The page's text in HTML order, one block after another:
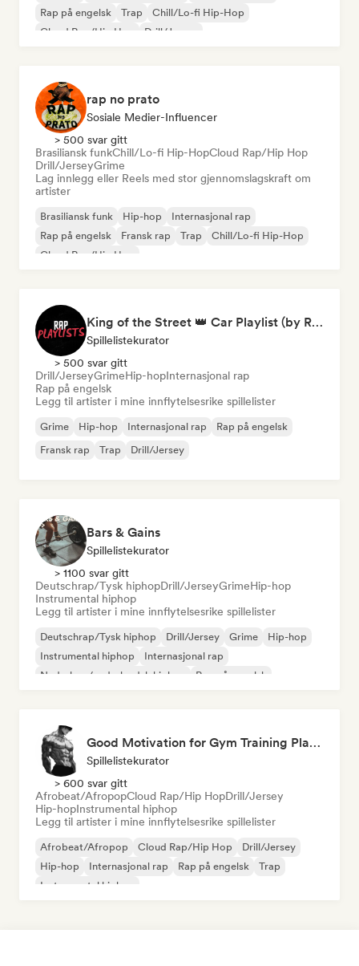
Rap på engelsk
Trap
Chill/Lo-fi Hip-Hop
Cloud Rap/Hip Hop
Drill/Jersey
rap no prato
Sosiale Medier-Influencer
> 500 svar gitt
Brasiliansk funkChill/Lo-fi Hip-HopCloud Rap/Hip Hop
Drill/JerseyGrime
Lag innlegg eller Reels med stor gjennomslagskraft om
artister
Brasiliansk funk Hip-hop
Internasjonal rap
Rap på engelsk
Fransk rap Trap
Chill/Lo-fi Hip-Hop
Cloud Rap/Hip Hop
King of the Street 👑 Car Playlist (by Rap Playlists)
Spillelistekurator
> 500 svar gitt
Drill/JerseyGrimeHip-hopInternasjonal rap
Rap på engelsk
Legg til artister i mine innflytelsesrike spillelister
Grime Hip-hop Internasjonal rap
Rap på engelsk
Fransk rap
Trap Drill/Jersey
Bars & Gains
Spillelistekurator
> 1100 svar gitt
Deutschrap/Tysk hiphopDrill/JerseyGrimeHip-hop
Instrumental hiphop
Legg til artister i mine innflytelsesrike spillelister
Deutschrap/Tysk hiphop Drill/Jersey Grime
Hip-hop
Instrumental hiphop
Internasjonal rap
Nederhop/nederlandsk hiphop
Rap på engelsk
Good Motivation for Gym Training Playlist 💪
Spillelistekurator
> 600 svar gitt
Afrobeat/AfropopCloud Rap/Hip HopDrill/Jersey
Hip-hopInstrumental hiphop
Legg til artister i mine innflytelsesrike spillelister
Afrobeat/Afropop Cloud Rap/Hip Hop
Drill/Jersey
Hip-hop
Internasjonal rap Rap på engelsk
Trap
Instrumental hiphop